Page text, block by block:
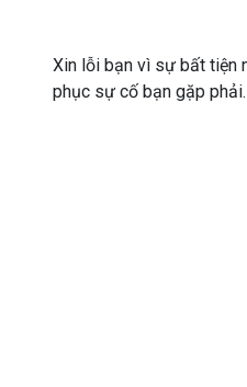
Xin lỗi bạn vì sự bất tiện
phục sự cố bạn gặp